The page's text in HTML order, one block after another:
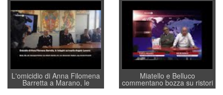
convochi con Di Maio CNCU
a supporto della cabina di
regia al Mef
residenti”
L'omicidio di Anna Filomena
Barretta a Marano, le
indagini dei carabinieri di
Miatello e Belluco
commentano bozza su ristori
BPVi e Veneto Banca